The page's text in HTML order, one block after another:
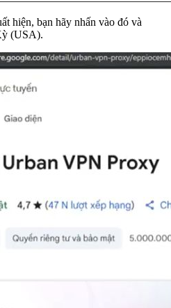
hiện, bạn hãy nhấn vào đó và
(USA).